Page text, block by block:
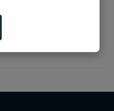
elettrica